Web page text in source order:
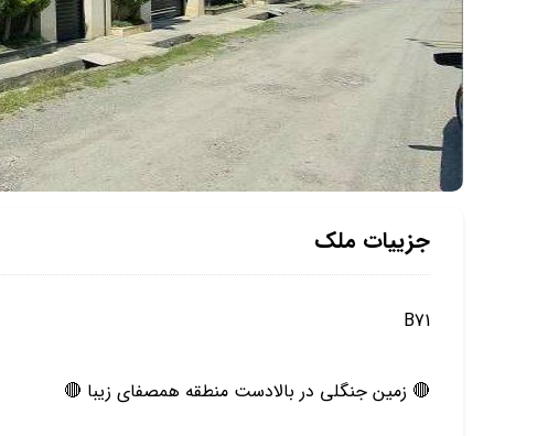
جزییات ملک
B71
🔴 زمین جنگلی در بالادست منطقه همصفای زیبا 🔴